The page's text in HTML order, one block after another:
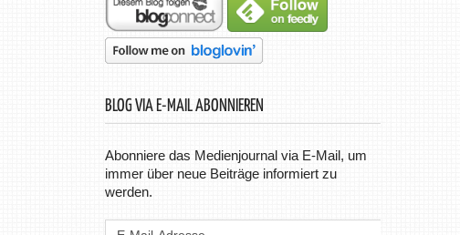
BLOG VIA E-MAIL ABONNIEREN
Abonniere das Medienjournal via E-Mail, um
immer über neue Beiträge informiert zu
werden.
E-